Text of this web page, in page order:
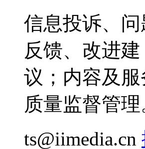
信息投诉、问
反馈、改进建
议；内容及服
质量监督管理
ts@iimedia.cn